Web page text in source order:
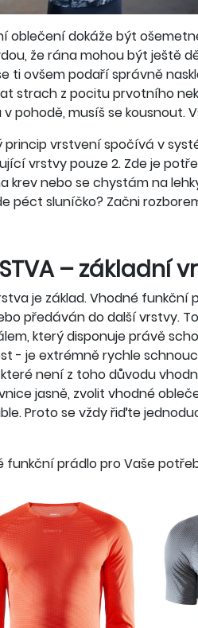
oblečení dokáže být
že rána mohou být ještě
ti ovšem podaří správně
strach z pocitu prvotního
pohodě, musíš se kousnout.
princip vrstvení spočívá v
vrstvy pouze 2. Zde je
krev nebo se chystám na
péct sluníčko? Začni
– základní
je základ. Vhodné
předáván do další vrstvy.
který disponuje právě
- je extrémně rychle
není z toho důvodu
jasně, zvolit vhodné
Proto se vždy řiďte
funkční prádlo pro Vaše